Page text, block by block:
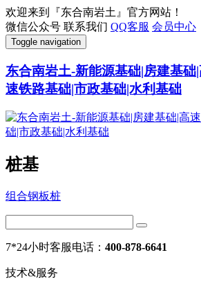
欢迎来到『东合南岩土』官方网站！
微信公众号 联系我们 QQ客服 会员中心
Toggle navigation
东合南岩土-新能源基础|房建基础
速铁路基础|市政基础|水利基础
桩基
组合钢板桩
7*24小时客服电话： 400-878-6641
技术&服务